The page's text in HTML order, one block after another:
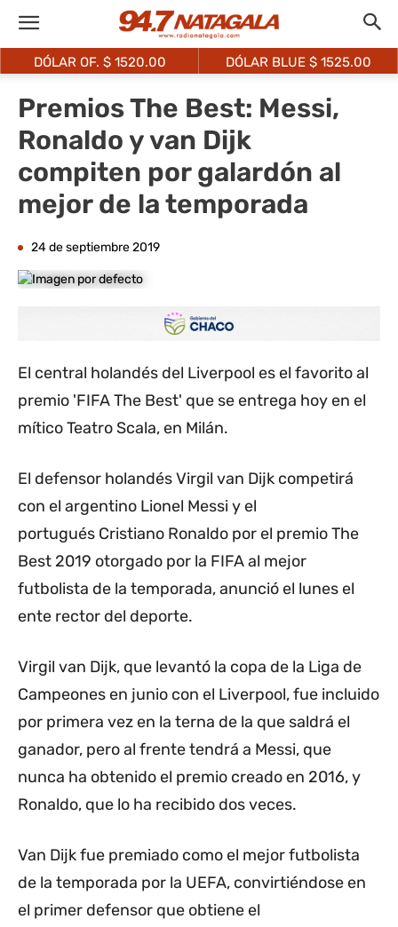
DÓLAR OF. $ 1520.00 DÓLAR BLUE $ 1525.00
Premios The Best: Messi,
Ronaldo y van Dijk
compiten por galardón al
mejor de la temporada
24 de septiembre 2019
El central holandés del Liverpool es el favorito al
premio 'FIFA The Best' que se entrega hoy en el
mítico Teatro Scala, en Milán.
El defensor holandés Virgil van Dijk competirá
con el argentino Lionel Messi y el
portugués Cristiano Ronaldo por el premio The
Best 2019 otorgado por la FIFA al mejor
futbolista de la temporada, anunció el lunes el
ente rector del deporte.
Virgil van Dijk, que levantó la copa de la Liga de
Campeones en junio con el Liverpool, fue incluido
por primera vez en la terna de la que saldrá el
ganador, pero al frente tendrá a Messi, que
nunca ha obtenido el premio creado en 2016, y
Ronaldo, que lo ha recibido dos veces.
Van Dijk fue premiado como el mejor futbolista
de la temporada por la UEFA, convirtiéndose en
el primer defensor que obtiene el